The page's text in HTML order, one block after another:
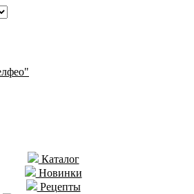
Каталог
Новинки
Рецепты